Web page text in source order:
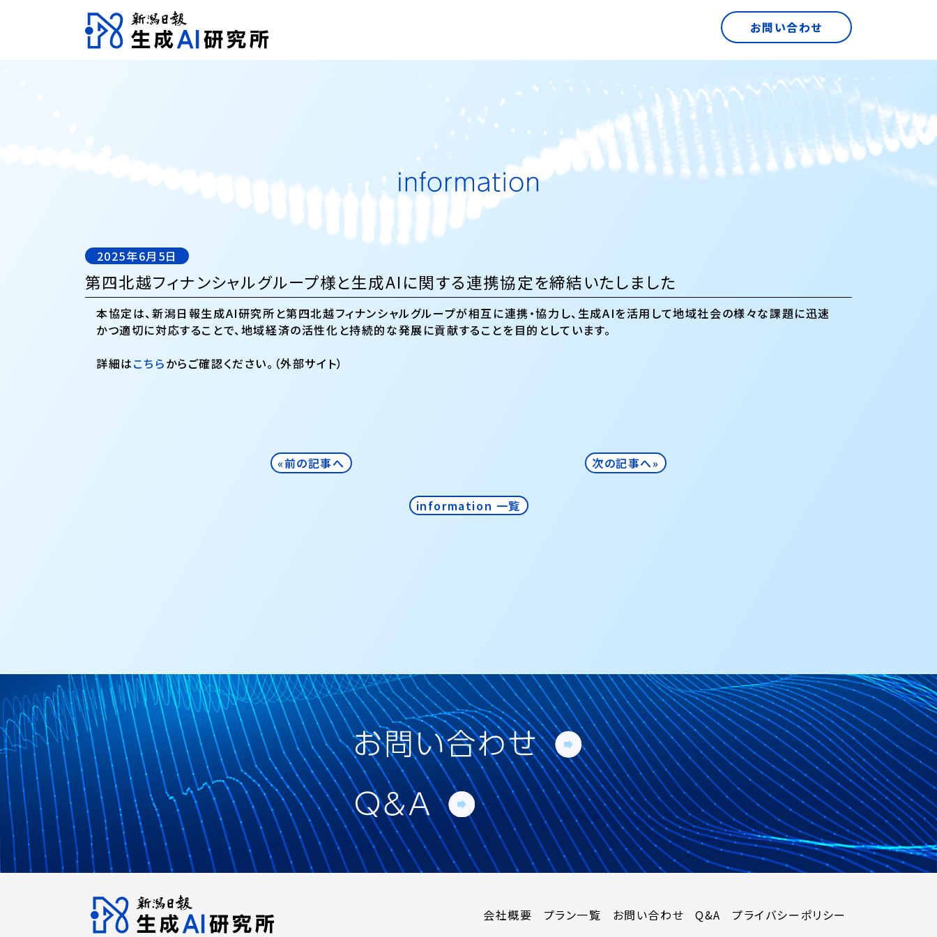
お問い合わせ
2025年6月5日
第四北越フィナンシャルグループ様と生成AIに関する連携協定を締結いたしました
本協定は、新潟日報生成AI研究所と第四北越フィナンシャルグループが相互に連携・協力し、生成AIを活用して地域社会の様々な課題に迅速
かつ適切に対応することで、地域経済の活性化と持続的な発展に貢献することを目的としています。
詳細はこちらからご確認ください。（外部サイト）
«前の記事へ 次の記事へ»
information 一覧
会社概要 プラン一覧 お問い合わせ Q&A プライバシーポリシー